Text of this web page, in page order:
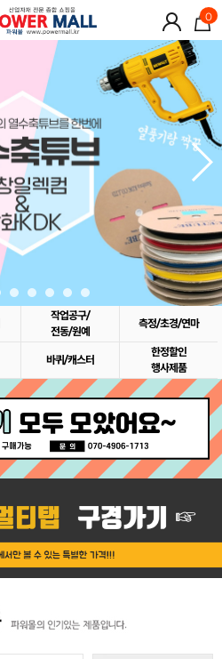
0
작업공구/
전동/원예
측정/초경/연마
바퀴/캐스터
한정할인
행사제품